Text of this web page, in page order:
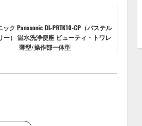
ク Panasonic DL-PRTK10-CP（パステル
ー） 温水洗浄便座 ビューティ・トワレ
薄型/操作部一体型